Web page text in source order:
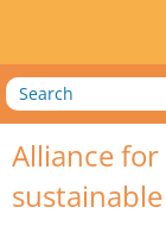
Search
Alliance